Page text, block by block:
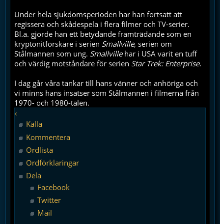
Under hela sjukdomsperioden har han fortsatt att
regissera och skådespela i flera filmer och TV-serier.
Bl.a. gjorde han ett betydande framträdande som en
kryptonitforskare i serien Smallville, serien om
Stålmannen som ung. Smallvillehar i USA varit en tuff
och värdig motståndare för serien Star Trek: Enterprise.
I dag går våra tankar till hans vänner och anhöriga och
vi minns hans insatser som Stålmannen i filmerna från
1970- och 1980-talen.
‹
Källa
Kommentera
Ordlista
Ordförklaringar
Dela
Facebook
Twitter
Mail